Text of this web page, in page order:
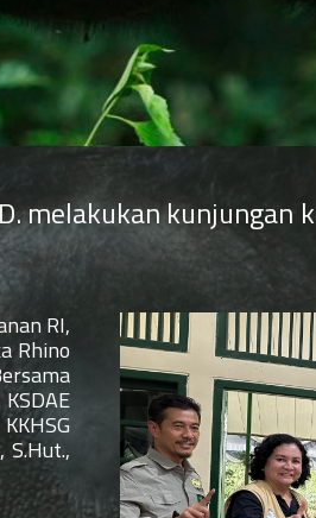
melakukan kunjungan
RI,
Rhino
S.Hut.,